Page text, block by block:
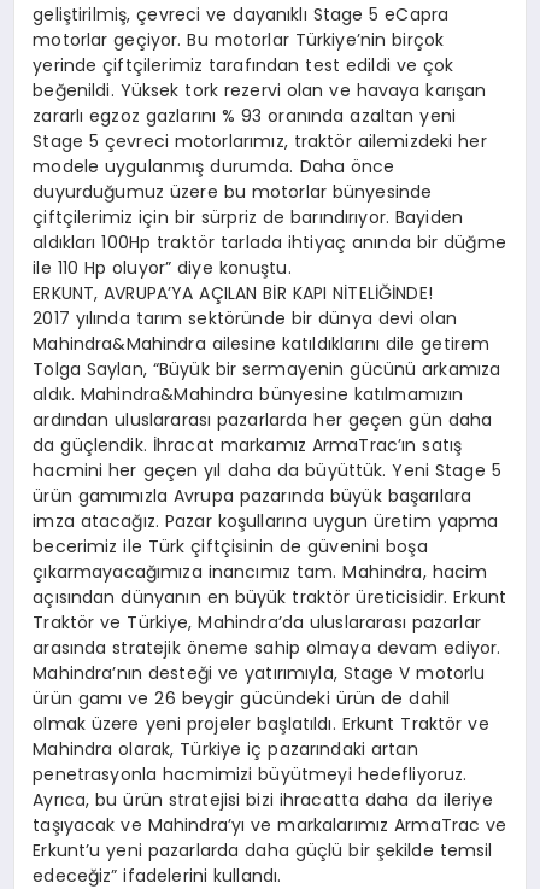
geliştirilmiş, çevreci ve dayanıklı Stage 5 eCapra
motorlar geçiyor. Bu motorlar Türkiye’nin birçok
yerinde çiftçilerimiz tarafından test edildi ve çok
beğenildi. Yüksek tork rezervi olan ve havaya karışan
zararlı egzoz gazlarını % 93 oranında azaltan yeni
Stage 5 çevreci motorlarımız, traktör ailemizdeki her
modele uygulanmış durumda. Daha önce
duyurduğumuz üzere bu motorlar bünyesinde
çiftçilerimiz için bir sürpriz de barındırıyor. Bayiden
aldıkları 100Hp traktör tarlada ihtiyaç anında bir düğme
ile 110 Hp oluyor” diye konuştu.
ERKUNT, AVRUPA’YA AÇILAN BİR KAPI NİTELİĞİNDE!
2017 yılında tarım sektöründe bir dünya devi olan
Mahindra&Mahindra ailesine katıldıklarını dile getirem
Tolga Saylan, “Büyük bir sermayenin gücünü arkamıza
aldık. Mahindra&Mahindra bünyesine katılmamızın
ardından uluslararası pazarlarda her geçen gün daha
da güçlendik. İhracat markamız ArmaTrac’ın satış
hacmini her geçen yıl daha da büyüttük. Yeni Stage 5
ürün gamımızla Avrupa pazarında büyük başarılara
imza atacağız. Pazar koşullarına uygun üretim yapma
becerimiz ile Türk çiftçisinin de güvenini boşa
çıkarmayacağımıza inancımız tam. Mahindra, hacim
açısından dünyanın en büyük traktör üreticisidir. Erkunt
Traktör ve Türkiye, Mahindra’da uluslararası pazarlar
arasında stratejik öneme sahip olmaya devam ediyor.
Mahindra’nın desteği ve yatırımıyla, Stage V motorlu
ürün gamı ve 26 beygir gücündeki ürün de dahil
olmak üzere yeni projeler başlatıldı. Erkunt Traktör ve
Mahindra olarak, Türkiye iç pazarındaki artan
penetrasyonla hacmimizi büyütmeyi hedefliyoruz.
Ayrıca, bu ürün stratejisi bizi ihracatta daha da ileriye
taşıyacak ve Mahindra’yı ve markalarımız ArmaTrac ve
Erkunt’u yeni pazarlarda daha güçlü bir şekilde temsil
edeceğiz” ifadelerini kullandı.